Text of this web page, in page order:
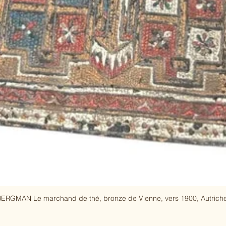
Le marchand de thé, bronze de Vienne, vers 1900,